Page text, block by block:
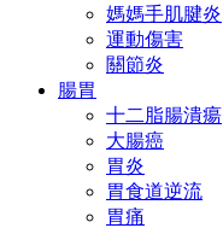
媽媽手肌腱炎
運動傷害
關節炎
腸胃
十二脂腸潰瘍
大腸癌
胃炎
胃食道逆流
胃痛